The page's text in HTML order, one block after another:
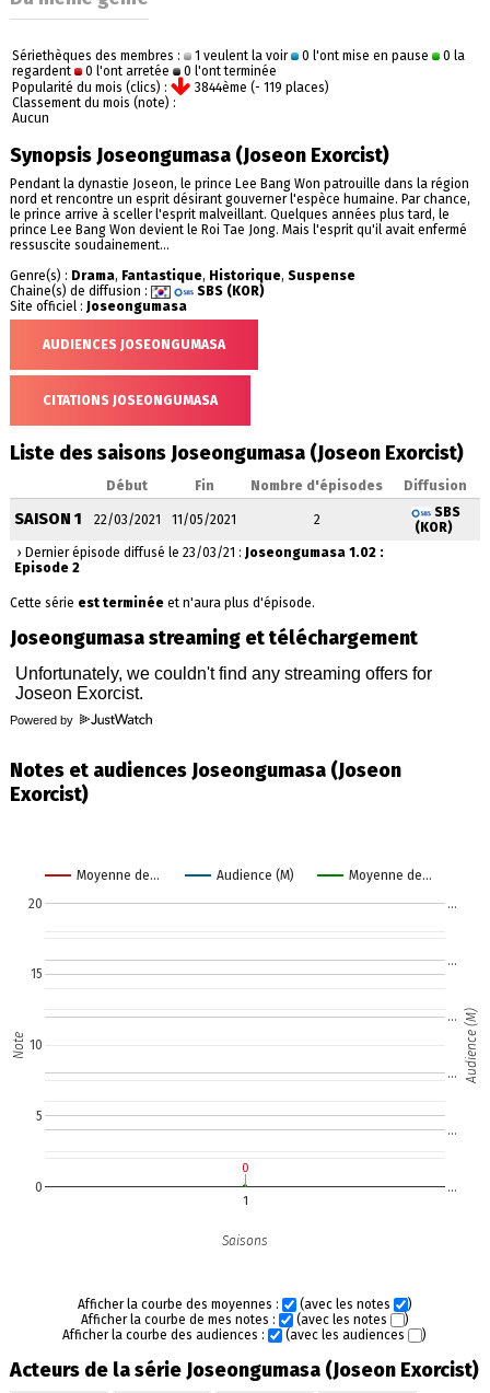
Sériethèques des membres : 1 veulent la voir 0 l'ont mise en pause
0 la
regardent
0 l'ont arretée
0 l'ont terminée
Popularité du mois (clics) :
3844ème (- 119 places)
Classement du mois (note) :
Aucun
Synopsis Joseongumasa (Joseon Exorcist)
Pendant la dynastie Joseon, le prince Lee Bang Won patrouille dans la région
nord et rencontre un esprit désirant gouverner l'espèce humaine. Par chance,
le prince arrive à sceller l'esprit malveillant. Quelques années plus tard, le
prince Lee Bang Won devient le Roi Tae Jong. Mais l'esprit qu'il avait enfermé
ressuscite soudainement...
Genre(s) : Drama, Fantastique, Historique, Suspense
Chaine(s) de diffusion :
SBS (KOR)
Site officiel : Joseongumasa
AUDIENCES JOSEONGUMASA
CITATIONS JOSEONGUMASA
Liste des saisons Joseongumasa (Joseon Exorcist)
Début Fin Nombre d'épisodes Diffusion
SAISON 1 22/03/2021 11/05/2021 2
SBS
(KOR)
› Dernier épisode diffusé le 23/03/21 : Joseongumasa 1.02 :
Episode 2
Cette série est terminéeet n'aura plus d'épisode.
Joseongumasa streaming et téléchargement
Powered by
Notes et audiences Joseongumasa (Joseon
Exorcist)
Moyenne de… Audience (M) Moyenne de…
1
0
5
10
15
20
…
…
…
…
…
…
0
0
Saisons
Note Audience (M)
Afficher la courbe des moyennes : (avec les notes
)
Afficher la courbe de mes notes :
(avec les notes
)
Afficher la courbe des audiences :
(avec les audiences )
Acteurs de la série Joseongumasa (Joseon Exorcist)